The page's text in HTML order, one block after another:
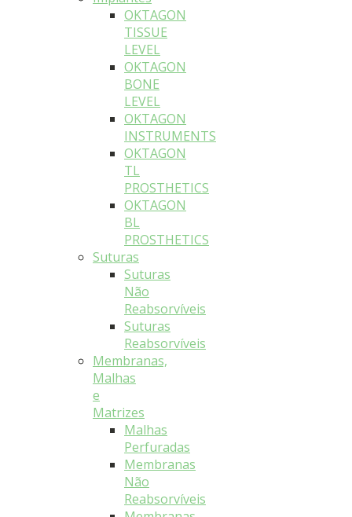
OKTAGON
TISSUE
LEVEL
OKTAGON
BONE
LEVEL
OKTAGON
INSTRUMENTS
OKTAGON
TL
PROSTHETICS
OKTAGON
BL
PROSTHETICS
Suturas
Suturas
Não
Reabsorvíveis
Suturas
Reabsorvíveis
Membranas,
Malhas
e
Matrizes
Malhas
Perfuradas
Membranas
Não
Reabsorvíveis